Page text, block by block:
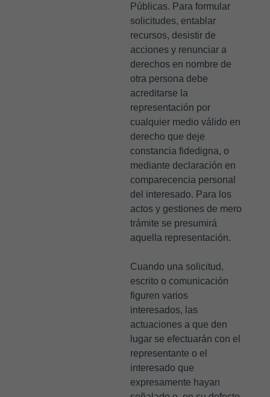
Públicas. Para formular
solicitudes, entablar
recursos, desistir de
acciones y renunciar a
derechos en nombre de
otra persona debe
acreditarse la
representación por
cualquier medio válido en
derecho que deje
constancia fidedigna, o
mediante declaración en
comparecencia personal
del interesado. Para los
actos y gestiones de mero
trámite se presumirá
aquella representación.
Cuando una solicitud,
escrito o comunicación
figuren varios
interesados, las
actuaciones a que den
lugar se efectuarán con el
representante o el
interesado que
expresamente hayan